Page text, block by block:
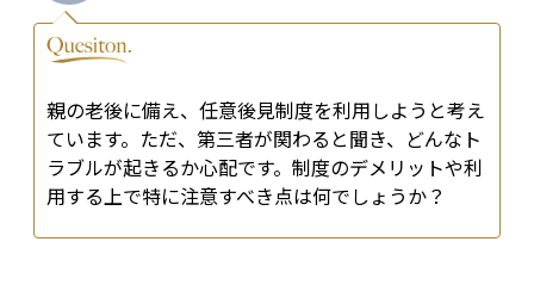
親の老後に備え、任意後見制度を利用しようと考え
ています。ただ、第三者が関わると聞き、どんなト
ラブルが起きるか心配です。制度のデメリットや利
用する上で特に注意すべき点は何でしょうか？